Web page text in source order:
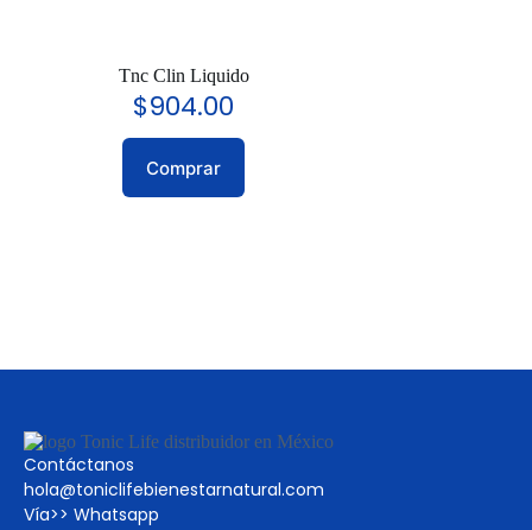
Tnc Clin Liquido
$904.00
Comprar
Contáctanos
hola@toniclifebienestarnatural.com
Vía>> Whatsapp